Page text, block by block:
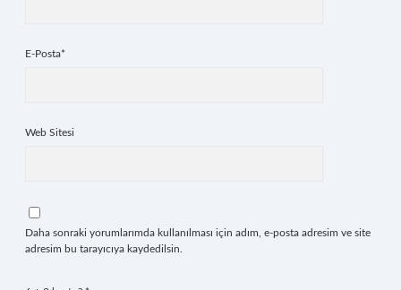
E-Posta*
Web Sitesi
Daha sonraki yorumlarımda kullanılması için adım, e-posta adresim ve site
adresim bu tarayıcıya kaydedilsin.